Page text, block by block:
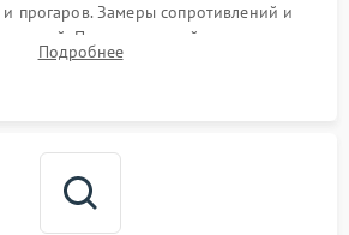
и прогаров. Замеры сопротивлений и
Проверка цепей питания,
процессора и видеочипа.
Подробнее